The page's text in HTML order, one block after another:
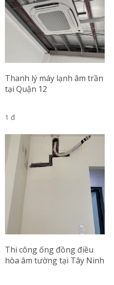
Thanh lý máy lạnh âm trần
tại Quận 12
1 đ
Thi công ống đồng điều
hòa âm tường tại Tây Ninh